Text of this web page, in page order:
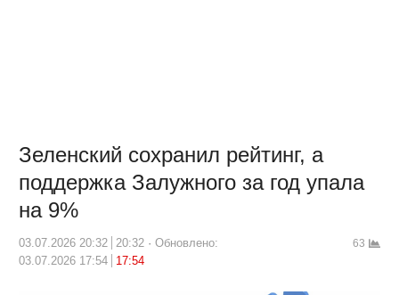
Зеленский сохранил рейтинг, а
поддержка Залужного за год упала
на 9%
03.07.2026 20:32 20:32
Обновлено:
03.07.2026 17:54
17:54
63